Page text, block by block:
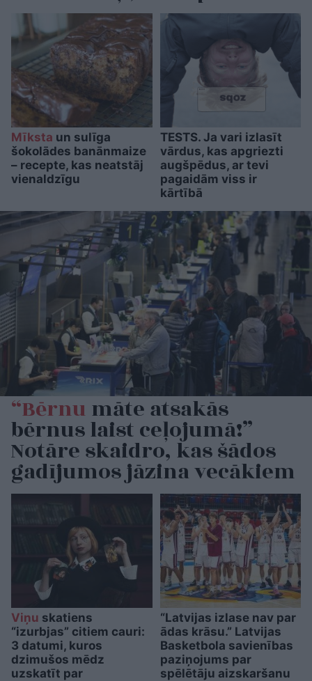
Mīksta un sulīga
šokolādes banānmaize
– recepte, kas neatstāj
vienaldzīgu
TESTS. Ja vari izlasīt
vārdus, kas apgriezti
augšpēdus, ar tevi
pagaidām viss ir
kārtībā
“Bērnumāte atsakās
bērnus laist ceļojumā!”
Notāre skaidro, kas šādos
gadījumos jāzina vecākiem
Viņu skatiens
“izurbjas” citiem cauri:
3 datumi, kuros
dzimušos mēdz
uzskatīt par
“Latvijas izlase nav par
ādas krāsu.” Latvijas
Basketbola savienības
paziņojums par
spēlētāju aizskaršanu